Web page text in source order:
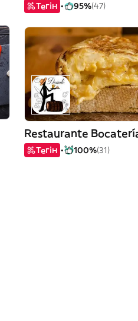
Тегін 95%(47)
Restaurante
Тегін 100%(31)